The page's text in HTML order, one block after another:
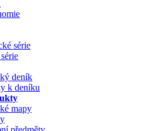
série
deník
k deníku
mapy